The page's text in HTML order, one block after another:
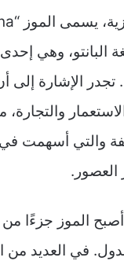
البانتو، وهي
تجدر الإشارة إلى
والتجارة،
والتي أسهمت
العصور.
الموز جزءًا من
في العديد من